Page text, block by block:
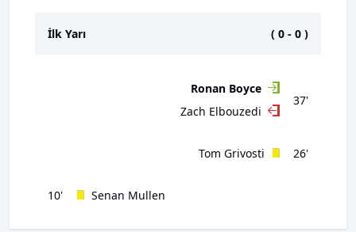
İlk Yarı ( 0 - 0 )
37'
Ronan Boyce
Zach Elbouzedi
26'
Tom Grivosti
10' Senan Mullen